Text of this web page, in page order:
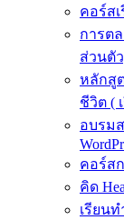
คอร์ส
การต
ส่วนตั
หลักสู
ชีวิต (
อบรม
คอร์ส
คิด
เรียน